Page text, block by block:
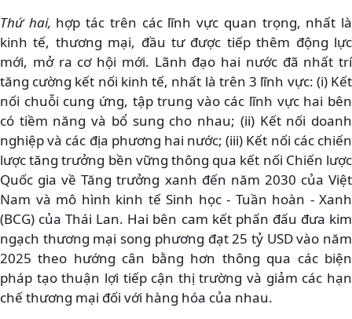
Thứ hai, hợp tác trên các lĩnh vực quan trọng, nhất là
kinh tế, thương mại, đầu tư được tiếp thêm động lực
mới, mở ra cơ hội mới. Lãnh đạo hai nước đã nhất trí
tăng cường kết nối kinh tế, nhất là trên 3 lĩnh vực: (i) Kết
nối chuỗi cung ứng, tập trung vào các lĩnh vực hai bên
có tiềm năng và bổ sung cho nhau; (ii) Kết nối doanh
nghiệp và các địa phương hai nước; (iii) Kết nối các chiến
lược tăng trưởng bền vững thông qua kết nối Chiến lược
Quốc gia về Tăng trưởng xanh đến năm 2030 của Việt
Nam và mô hình kinh tế Sinh học - Tuần hoàn - Xanh
(BCG) của Thái Lan. Hai bên cam kết phấn đấu đưa kim
ngạch thương mại song phương đạt 25 tỷ USD vào năm
2025 theo hướng cân bằng hơn thông qua các biện
pháp tạo thuận lợi tiếp cận thị trường và giảm các hạn
chế thương mại đối với hàng hóa của nhau.